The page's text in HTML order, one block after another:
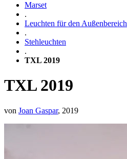
Marset
.
Leuchten für den Außenbereich
.
Stehleuchten
.
TXL 2019
TXL 2019
von Joan Gaspar, 2019